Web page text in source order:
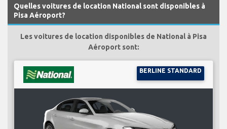
Quelles voitures de location National sont disponibles à
Pisa Aéroport?
Les voitures de location disponibles de National à Pisa
Aéroport sont:
BERLINE STANDARD